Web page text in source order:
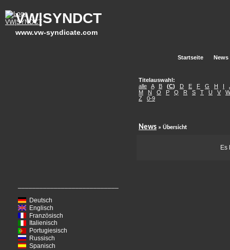
VW|SYNDCT
www.vw-syndicate.com
Startseite News
Deutsch
Englisch
Französisch
Italienisch
Portugiesisch
Russisch
Spanisch
Titelauswahl:
alle
A B (C) D E F G H I
M
N O P Q R S T U V
W
Z
0-9
News » Übersicht
Es